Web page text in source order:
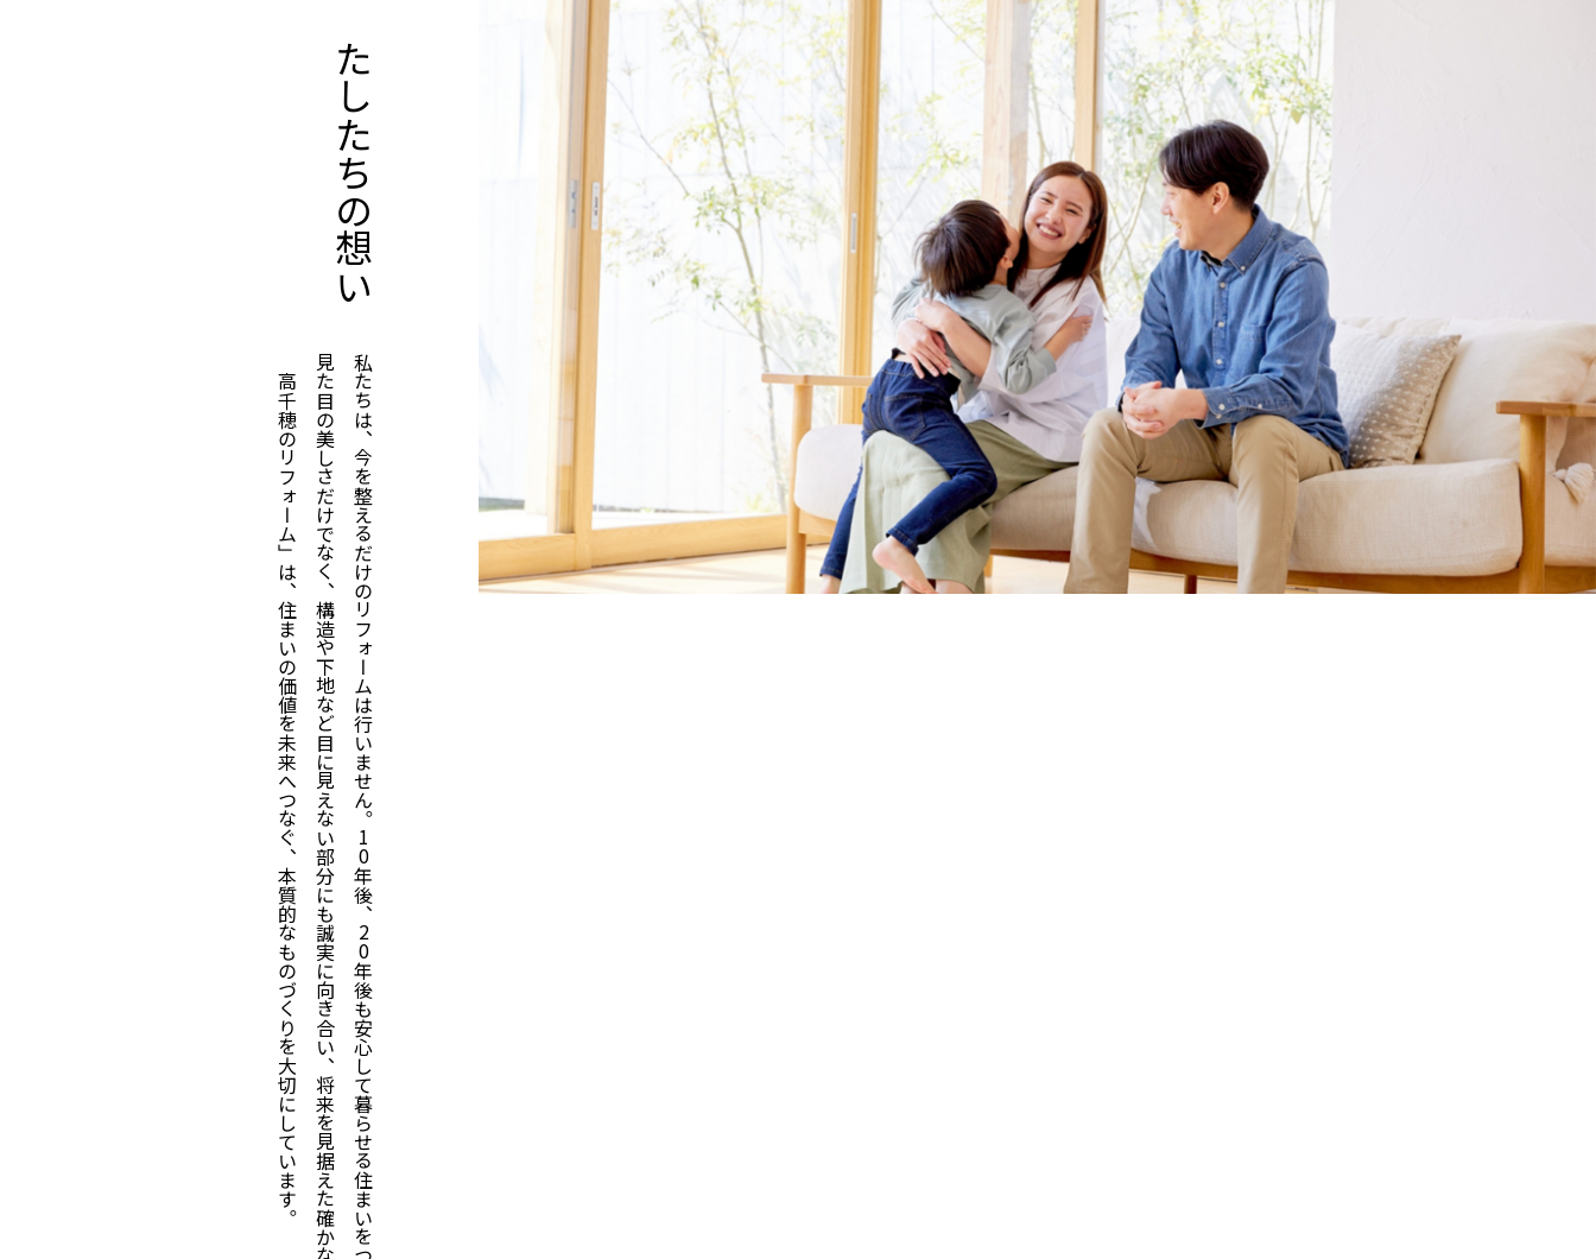
このプロジェクトは、対象となるLIXILの窓やドアの購入費用の一部を寄付として役立てる取り組みです。寄付金は、日本ユ
ニセフ協会を通じて、気候変動の影響を受けている国や地域の子どもたちへ届けられます。 “高千穂のリフォーム”を通じて
窓やドアのリフォームをお任せくださったお客様お一人おひとりのアクションがこの支援に繋がりました。
リフォームは、今ある住まいを大切に使い、性能を高めることで環境負荷を減らすことができる、とてもサステナブルな選択です。 “高千穂のリフォーム”は、これからも快適な
住環境のご提案を通じて、地域社会、そして地球の未来に少しずつでも貢献できるよう努めてまいります。 今回のプロジェクトにご協力いただいた皆さま、本当にありがとうご
4 月1 日より「高千穂のリフォーム」として新たに始動します
いつも弊社をご利用いただき、誠にありがとうございます。
2025 年より「株式会社サンエイ」の一員となった高千穂事業部は、この春、より地域の皆様に親しまれる存在を目指し、リフォーム事業の名称を“高千穂のリフォーム”へと変更
「高千穂」という名に込めた想いはそのままに、より一層、皆様の住まいの良き相談相手として尽力してまいる所存です。
今後とも「高千穂のリフォーム」をどうぞよろしくお願いいたします。
クリナップ様より「プレミアムプラチナ賞」を受賞いたしました！
このたび、高千穂のリフォームは、システムキッチンやユニットバスなどの水まわり設備で有名なメーカー、クリナップ株
式会社様より、リフォーム実績が特に優れている会社に贈られる最高峰の賞である「プレミアムプラチナ賞」を受賞いたし
クリナップ様の賞は複数のランクがありますが、弊社の受賞は最上位にあたります。横浜支社の管轄内（エリア）での受賞
となりますが、このような名誉な賞をいただけたのは、日頃から弊社をご信頼いただき、ご依頼くださったお客様お一人お
ひとりのおかげと心より感謝申し上げます。
受賞の証としていただいた「盾」は、お客様から頂戴した信頼の証として、社内に大切に飾らせていただきます。
今回の栄誉に満足することなく、高千穂のリフォームは、これからも「お客様にとって本当に価値のあるリフォーム」をご
提供できるよう、技術とサービスの向上に努めてまいります。
水まわりのリフォームをご検討中のお客様は、確かな実績とお客様からの信頼を重ねた高千穂のリフォームに、どうぞ安心してお任せください！！
わたしたちの想い
私たちは、今を整えるだけのリフォームは行いません。10年後、20年後も安心して暮らせる住まいをつくることが使命です。
見た目の美しさだけでなく、構造や下地など目に見えない部分にも誠実に向き合い、将来を見据えた確かな施工を積み重ねてきました。
「高千穂のリフォーム」は、住まいの価値を未来へつなぐ、本質的なものづくりを大切にしています。